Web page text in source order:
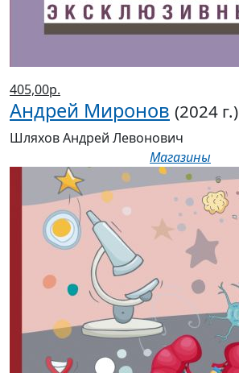
405,00р.
Андрей Миронов (2024 г.)
Шляхов Андрей Левонович
Магазины